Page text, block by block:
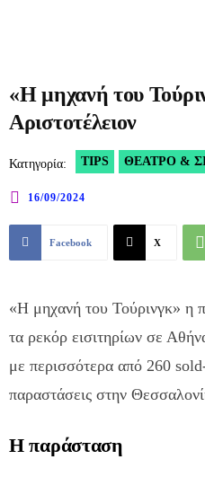
«Η μηχανή του
Αριστοτέλειον
Κατηγορία: TIPS ΘΈΑΤΡΟ &
16/09/2024
Facebook X
«Η μηχανή του Τούρινγκ» η
τα ρεκόρ εισιτηρίων σε
με περισσότερα από 260
παραστάσεις στην
Η παράσταση